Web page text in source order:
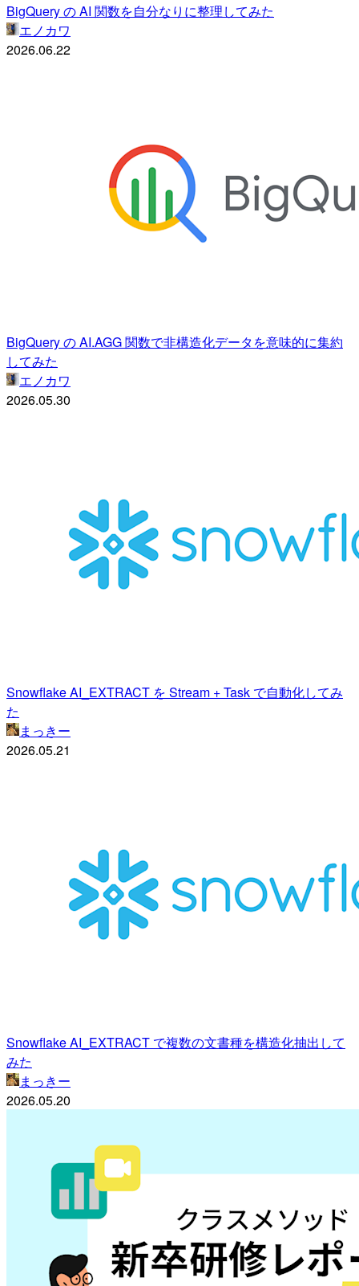
BigQuery の AI 関数を自分なりに整理してみた
エノカワ
2026.06.22
BigQuery の AI.AGG 関数で非構造化データを意味的に集約
してみた
エノカワ
2026.05.30
Snowflake AI_EXTRACT を Stream + Task で自動化してみ
た
まっきー
2026.05.21
Snowflake AI_EXTRACT で複数の文書種を構造化抽出して
みた
まっきー
2026.05.20